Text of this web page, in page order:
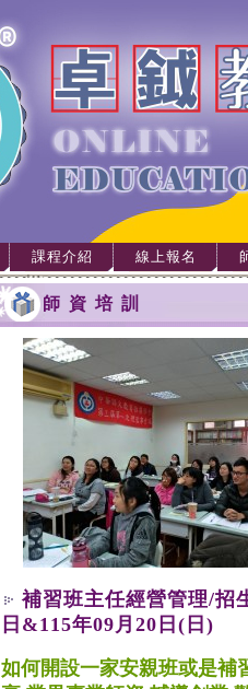
課程介紹 線上報名
師資培訓
補習班主任經營管理/招
日&115年09月20日(日)
如何開設一家安親班或是補